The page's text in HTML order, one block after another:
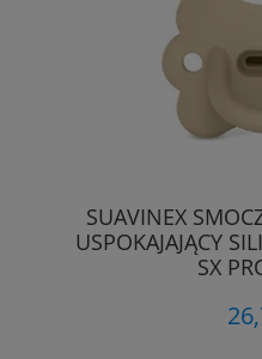
SUAVINEX
USPOKAJAJĄCY
SX